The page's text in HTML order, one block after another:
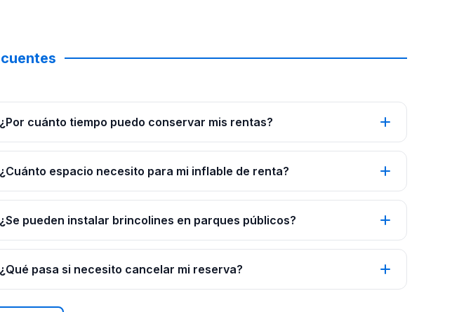
¿Por cuánto tiempo puedo conservar mis rentas?
¿Cuánto espacio necesito para mi inflable de renta?
¿Se pueden instalar brincolines en parques públicos?
¿Qué pasa si necesito cancelar mi reserva?